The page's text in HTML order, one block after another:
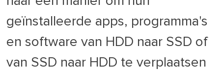
geïnstalleerde apps, programma's
en software van HDD naar SSD of
van SSD naar HDD te verplaatsen